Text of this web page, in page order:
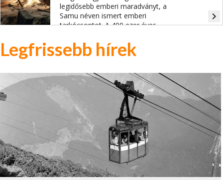
legidősebb emberi maradványt, a
Samu néven ismert emberi
tarkócsontot. A 400 ezer éves
tűzhelyek, állatcsontok, lábnyomok
mesélnek az ősemberek, köztük az itt
navigate_next
Legfrissebb hírek